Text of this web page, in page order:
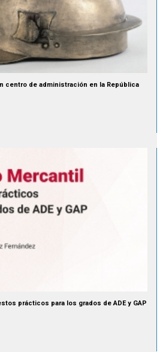
centro de administración en la República
prácticos para los grados de ADE y GAP